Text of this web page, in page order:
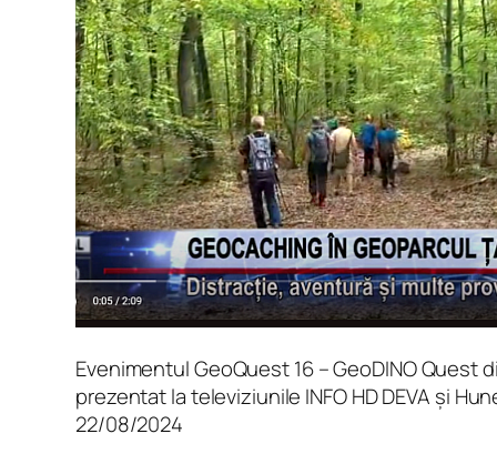
Evenimentul GeoQuest 16 – GeoDINO Quest
prezentat la televiziunile INFO HD DEVA și
22/08/2024